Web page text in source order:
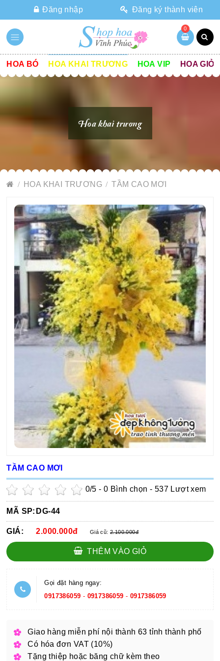
Đăng nhập Đăng ký thành viên
0
HOA BÓ HOA KHAI TRƯƠNG HOA VIP HOA GIỎ
Hoa khai trương
HOA KHAI TRƯƠNG TẦM CAO MƠI
TẦM CAO MƠI
0/5 -0 Bình chọn - 537 Lượt xem
MÃ SP: DG-44
GIÁ: 2.000.000đ Giá cũ:2.100.000đ
THÊM VÀO GIỎ
Gọi đặt hàng ngay:
0917386059 - 0917386059 - 0917386059
Giao hàng miễn phí nội thành 63 tỉnh thành phố
Có hóa đơn VAT (10%)
Tặng thiệp hoặc băng chữ kèm theo